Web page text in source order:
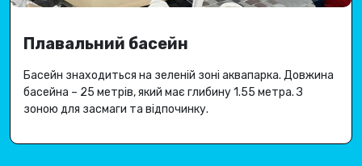
Плавальний басейн
Басейн знаходиться на зеленій зоні аквапарка. Довжина
басейна – 25 метрів, який має глибину 1.55 метра.З
зоною для засмаги та відпочинку.